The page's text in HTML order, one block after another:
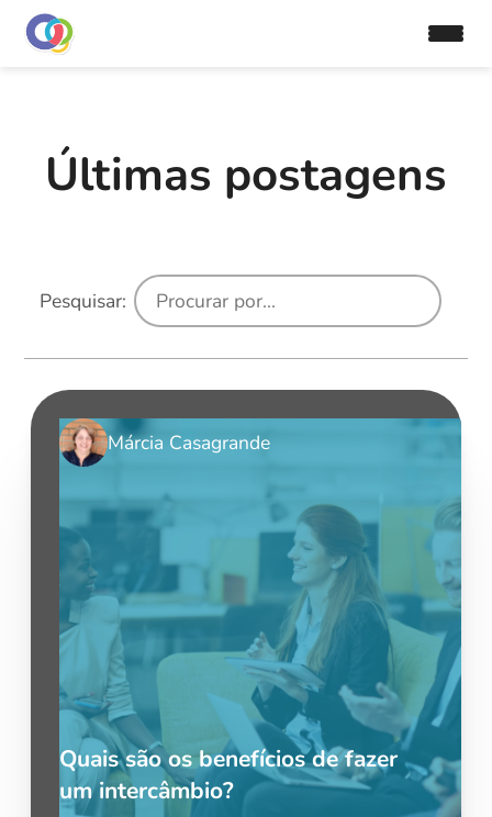
Últimas postagens
Pesquisar:
Márcia Casagrande
Quais são os benefícios de fazer
um intercâmbio?